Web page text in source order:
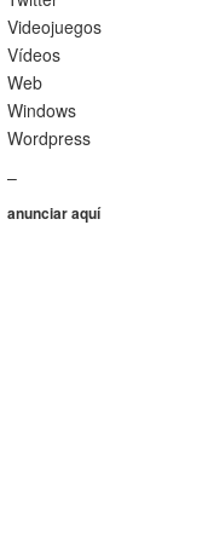
Videojuegos
Vídeos
Web
Windows
Wordpress
–
anunciar aquí